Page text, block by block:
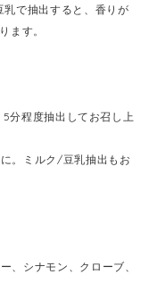
乳で抽出すると、香りが
ます。
分程度抽出してお召し上
。ミルク/豆乳抽出もお
、シナモン、クローブ、